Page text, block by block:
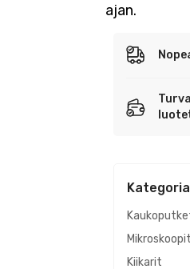
ajan.
Mikroskoopit
Kiikarit